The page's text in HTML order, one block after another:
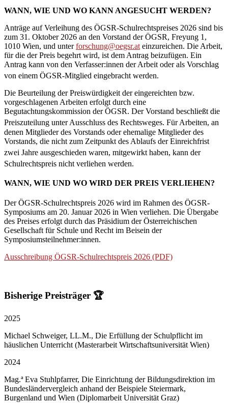
WANN, WIE UND WO KANN ANGESUCHT WERDEN?
Anträge auf Verleihung des ÖGSR-Schulrechtspreises 2026 sind bis
zum 31. Oktober 2026 an den Vorstand der ÖGSR, Freyung 1,
1010 Wien, und unterforschung@oegsr.at einzureichen. Die Arbeit,
für die der Preis begehrt wird, ist dem Antrag beizufügen. Ein
Antrag kann von den Verfasser:innen der Arbeit oder als Vorschlag
von einem ÖGSR-Mitglied eingebracht werden.
Die Beurteilung der Preiswürdigkeit der eingereichten bzw.
vorgeschlagenen Arbeiten erfolgt durch eine
Begutachtungskommission der ÖGSR. Der Vorstand beschließt die
Preiszuteilung unter Ausschluss des Rechtsweges. Für Arbeiten, an
denen Mitglieder des Vorstands oder ehemalige Mitglieder des
Vorstands, die nicht zum Zeitpunkt des Ablaufs der Einreichfrist
zwei Jahre ausgeschieden waren, mitgewirkt haben, kann der
Schulrechtspreis nicht verliehen werden.
WANN, WIE UND WO WIRD DER PREIS VERLIEHEN?
Der ÖGSR-Schulrechtspreis 2026 wird im Rahmen des ÖGSR-
Symposiums am 20. Januar 2026 in Wien verliehen. Die Übergabe
des Preises erfolgt durch das Präsidium der Österreichischen
Gesellschaft für Schule und Recht im Beisein der
Symposiumsteilnehmer:innen.
Ausschreibung ÖGSR-Schulrechtspreis 2026 (PDF)
Bisherige Preisträger 🏆
2025
Michael Schweiger, LL.M., Die Erfüllung der Schulpflicht im
häuslichen Unterricht (Masterarbeit Wirtschaftsuniversität Wien)
2024
Mag.ª Eva Stuhlpfarrer, Die Einrichtung der Bildungsdirektion im
Bundesländervergleich anhand der Beispiele Steiermark,
Burgenland und Wien (Diplomarbeit Universität Graz)